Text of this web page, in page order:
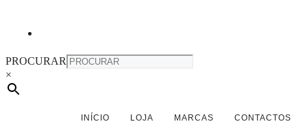
PROCURAR
×
INÍCIO LOJA MARCAS CONTACTOS